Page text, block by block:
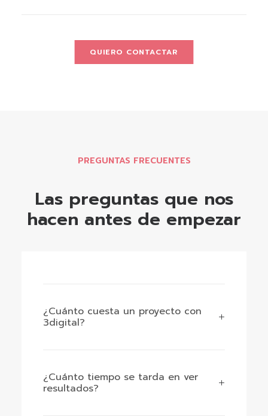
QUIERO CONTACTAR
PREGUNTAS FRECUENTES
Las preguntas que nos
hacen antes de empezar
¿Cuánto cuesta un proyecto con
3digital?
¿Cuánto tiempo se tarda en ver
resultados?